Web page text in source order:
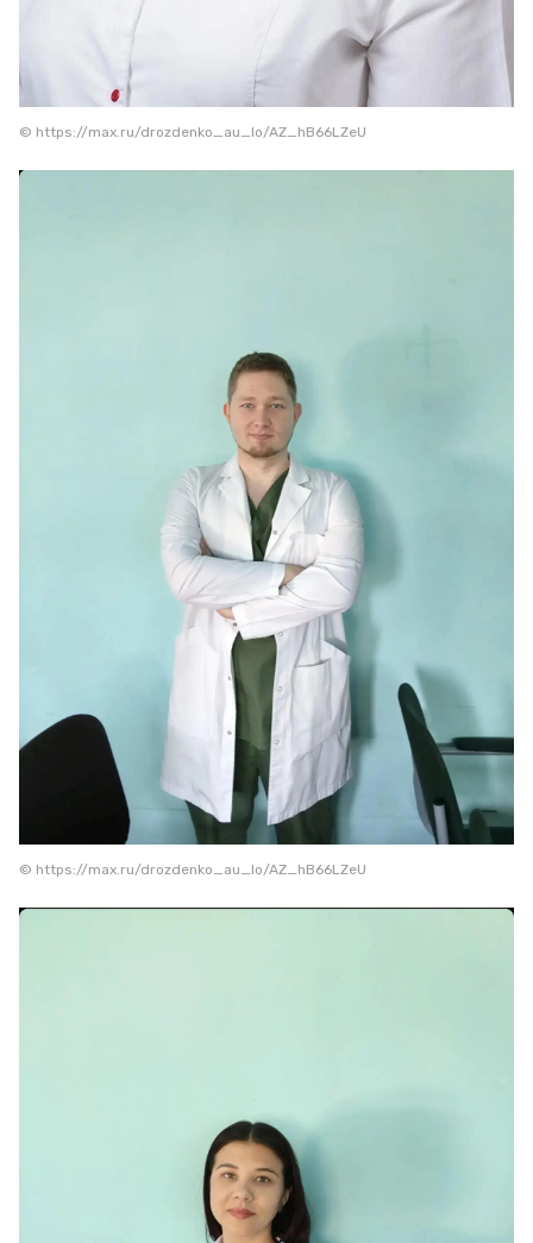
© https://max.ru/drozdenko_au_lo/AZ_hB66LZeU
© https://max.ru/drozdenko_au_lo/AZ_hB66LZeU